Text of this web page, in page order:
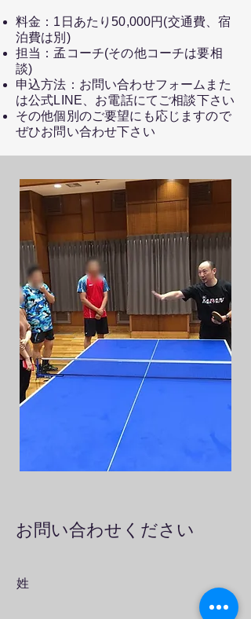
料金：1日あたり50,000円(交通費、宿
泊費は別)
担当：孟コーチ(その他コーチは要相
談)
申込方法：お問い合わせフォームまた
は公式LINE、お電話にてご相談下さい
​その他個別のご要望にも応じますので
ぜひお問い合わせ下さい
お問い合わせください
姓